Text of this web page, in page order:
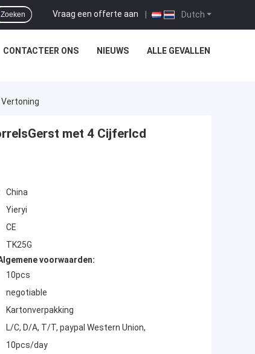
Dutch
Vraag een offerte aan |
Zoeken
CONTACTEER ONS NIEUWS ALLE GEVALLEN
met 4 Cijferlcd
China
Yieryi
CE
TK25G
voorwaarden:
10pcs
negotiable
Kartonverpakking
L/C, D/A, T/T, paypal Western Union,
10pcs/day